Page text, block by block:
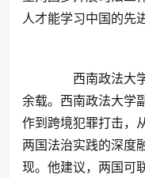
人才能学习中国的先
西南政法大学
余载。西南政法大学
作到跨境犯罪打击，
两国法治实践的深度
现。他建议，两国可